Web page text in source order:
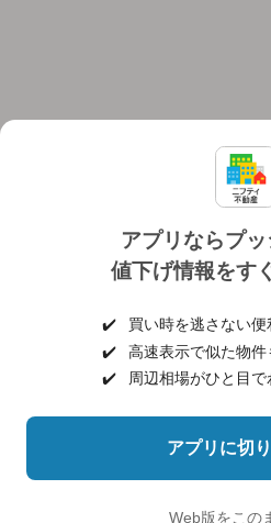
アプリならプ
値下げ情報をす
✔️
買い時を逃さない
✔️
高速表示で似た物
✔️
周辺相場がひと目
アプリに切
Web版をこの
個人情報保護ポリシー
ヘルプ・お問い合わ
©NIFTY